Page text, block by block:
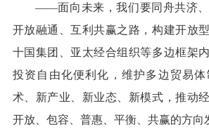
——面向未来，我们要同舟共济
开放融通、互利共赢之路，构建开放
十国集团、亚太经合组织等多边框架
投资自由化便利化，维护多边贸易
术、新产业、新业态、新模式，推动
开放、包容、普惠、平衡、共赢的方向